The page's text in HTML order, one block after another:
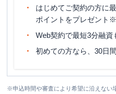
はじめてご契約の方に
ポイントをプレゼント
Web契約で最短3分融
初めての方なら、30日
※申込時間や審査により希望に沿えない